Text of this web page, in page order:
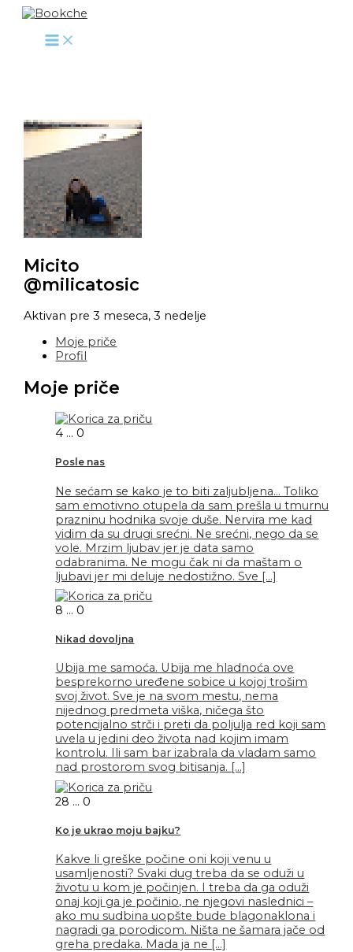
Pređi
Micito
@milicatosic
Aktivan pre 3 meseca, 3 nedelje
Moje priče
Profil
Moje priče
4 ... 0
Posle nas
Ne sećam se kako je to biti zaljubljena… Toliko
sam emotivno otupela da sam prešla u tmurnu
prazninu hodnika svoje duše. Nervira me kad
vidim da su drugi srećni. Ne srećni, nego da se
vole. Mrzim ljubav jer je data samo
odabranima. Ne mogu čak ni da maštam o
ljubavi jer mi deluje nedostižno. Sve […]
8 ... 0
Nikad dovoljna
Ubija me samoća. Ubija me hladnoća ove
besprekorno uređene sobice u kojoj trošim
svoj život. Sve je na svom mestu, nema
nijednog predmeta viška, ničega što
potencijalno strči i preti da poljulja red koji sam
uvela u jedini deo života nad kojim imam
kontrolu. Ili sam bar izabrala da vladam samo
nad prostorom svog bitisanja. […]
28 ... 0
Ko je ukrao moju bajku?
Kakve li greške počine oni koji venu u
usamljenosti? Svaki dug treba da se oduži u
životu u kom je počinjen. I treba da ga oduži
onaj koji ga je počinio, ne njegovi naslednici –
ako mu sudbina uopšte bude blagonaklona i
nagradi ga porodicom. Ništa ne šamara jače od
greha predaka. Mada ja ne […]